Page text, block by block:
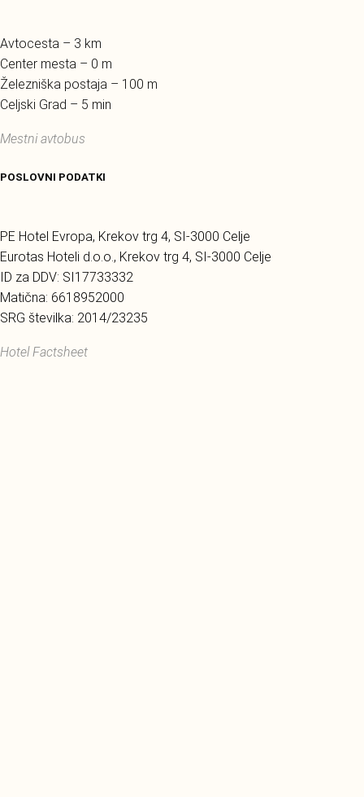
Avtocesta – 3 km
Center mesta – 0 m
Železniška postaja – 100 m
Celjski Grad – 5 min
Mestni avtobus
POSLOVNI PODATKI
PE Hotel Evropa, Krekov trg 4, SI-3000 Celje
Eurotas Hoteli d.o.o., Krekov trg 4, SI-3000 Celje
ID za DDV: SI17733332
Matična: 6618952000
SRG številka: 2014/23235
Hotel Factsheet